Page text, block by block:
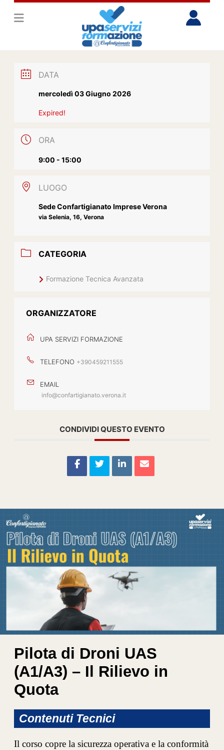
DATA
mercoledì 03 Giugno 2026
Expired!
ORA
9:00 - 15:00
LUOGO
Sede Confartigianato Imprese Verona
via Selenia, 16, Verona
CATEGORIA
Formazione Tecnica Avanzata
ORGANIZZATORE
UPA SERVIZI FORMAZIONE
TELEFONO +390459211555
EMAIL
info@confartigianato.verona.it
CONDIVIDI QUESTO EVENTO
Pilota di Droni UAS
(A1/A3) – Il Rilievo in
Quota
Contenuti Tecnici
Il corso copre la sicurezza operativa e la conformità